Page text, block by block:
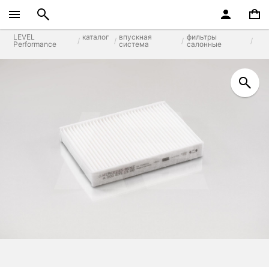
LEVEL
Performance
каталог
впускная
система
фильтры
салонные